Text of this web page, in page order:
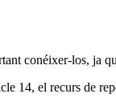
conéixer-los, ja
14, el recurs de